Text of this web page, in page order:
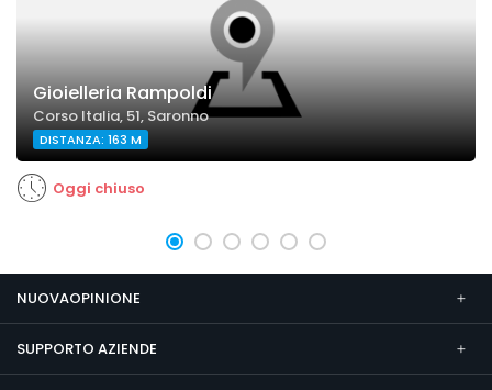
Gioielleria Rampoldi
Corso Italia, 51, Saronno
DISTANZA: 163 M
Oggi chiuso
NUOVAOPINIONE
SUPPORTO AZIENDE